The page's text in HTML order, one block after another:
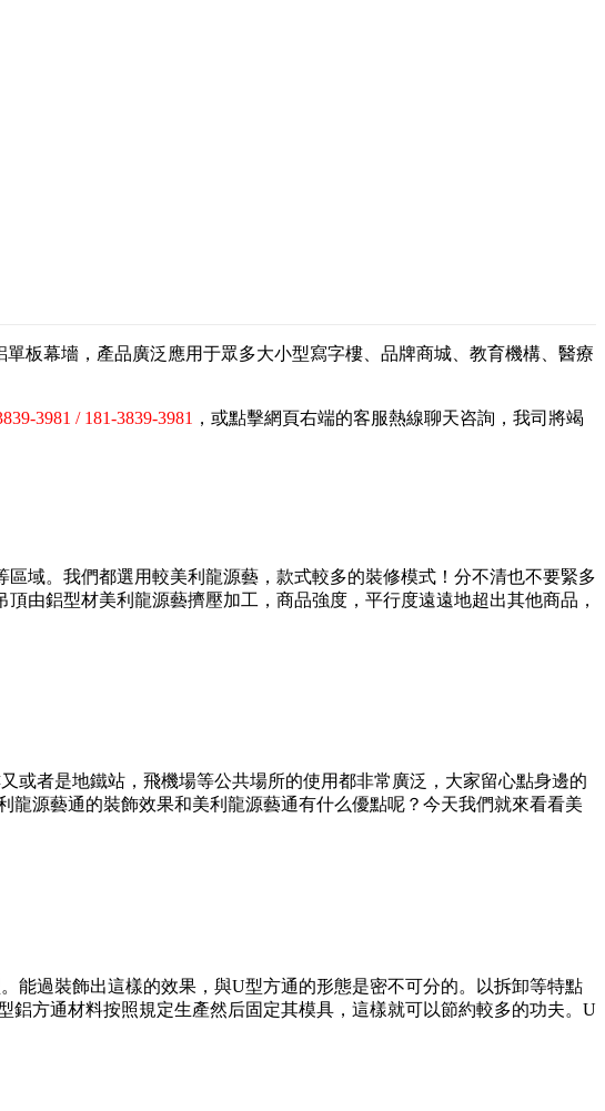
板幕墻，產品廣泛應用于眾多大小型寫字樓、品牌商城、教育機構、醫療
3981 / 181-3839-3981 ，或點擊網頁右端的客服熱線聊天咨詢，我司將竭
域。我們都選用較美利龍源藝，款式較多的裝修模式！分不清也不要緊多
由鋁型材美利龍源藝擠壓加工，商品強度，平行度遠遠地超出其他商品，
或者是地鐵站，飛機場等公共場所的使用都非常廣泛，大家留心點身邊的
源藝通的裝飾效果和美利龍源藝通有什么優點呢？今天我們就來看看美
能過裝飾出這樣的效果，與U型方通的形態是密不可分的。以拆卸等特點
方通材料按照規定生產然后固定其模具，這樣就可以節約較多的功夫。U